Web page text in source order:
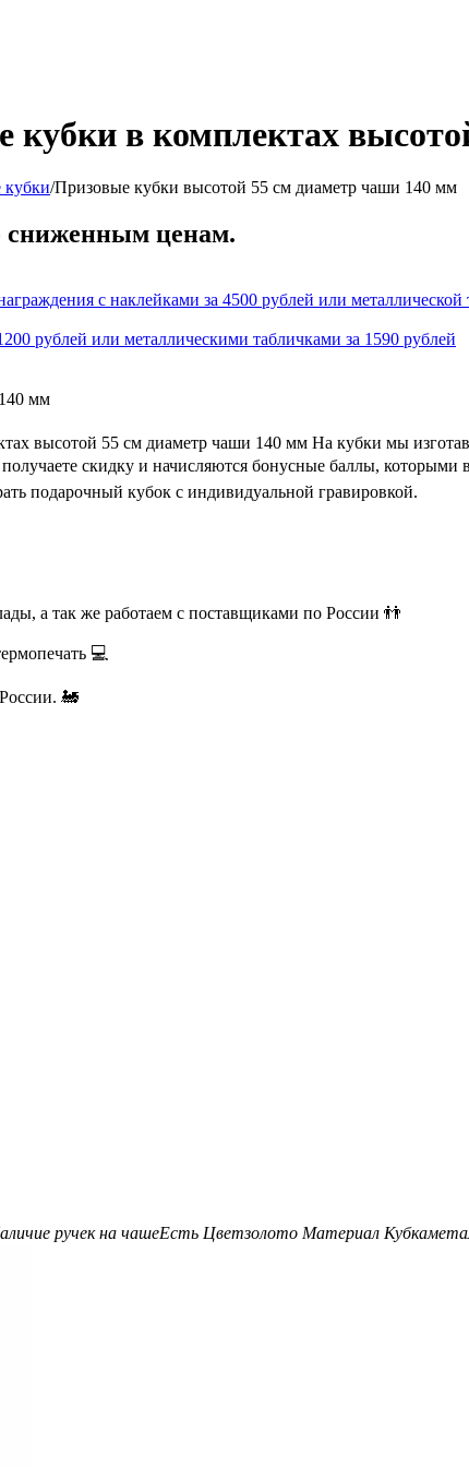
кубки в комплектах
кубки/Призовые кубки высотой 55 см диаметр чаши 140 мм
сниженным ценам.
с наклейками за 4500 рублей или металлической
рублей или металлическими табличками за 1590 рублей
мм
высотой 55 см диаметр чаши 140 мм На кубки мы
получаете скидку и начисляются бонусные баллы,
подарочный кубок с индивидуальной гравировкой.
а так же работаем с поставщиками по России 👬
💻
🚂
ручек на чашеЕсть Цветзолото Материал Кубка